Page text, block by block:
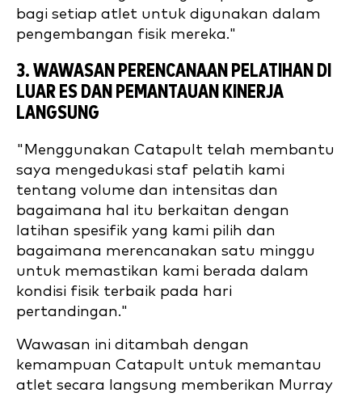
bagi setiap atlet untuk digunakan dalam
pengembangan fisik mereka."
3. WAWASAN PERENCANAAN PELATIHAN DI
LUAR ES DAN PEMANTAUAN KINERJA
LANGSUNG
"Menggunakan Catapult telah membantu
saya mengedukasi staf pelatih kami
tentang volume dan intensitas dan
bagaimana hal itu berkaitan dengan
latihan spesifik yang kami pilih dan
bagaimana merencanakan satu minggu
untuk memastikan kami berada dalam
kondisi fisik terbaik pada hari
pertandingan."
Wawasan ini ditambah dengan
kemampuan Catapult untuk memantau
atlet secara langsung memberikan Murray